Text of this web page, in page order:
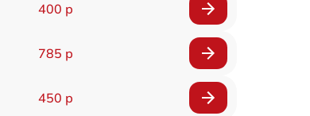
400 р
785 р
450 р